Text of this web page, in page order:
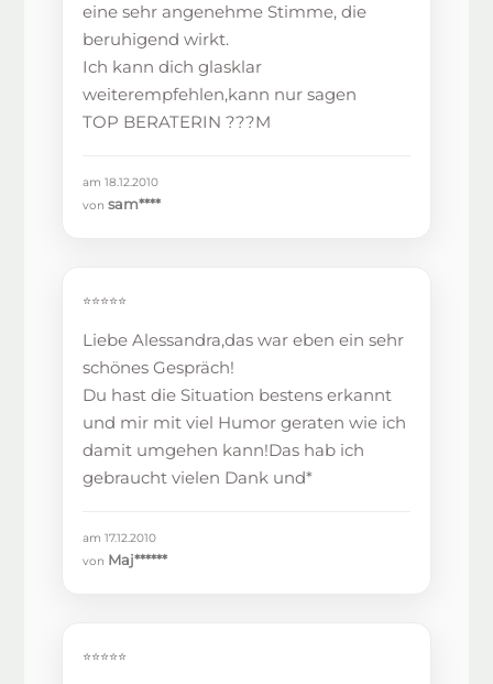
eine sehr angenehme Stimme, die
beruhigend wirkt.
Ich kann dich glasklar
weiterempfehlen,kann nur sagen
TOP BERATERIN ???M
am 18.12.2010
vonsam****
⭐⭐⭐⭐⭐
Liebe Alessandra,das war eben ein sehr
schönes Gespräch!
Du hast die Situation bestens erkannt
und mir mit viel Humor geraten wie ich
damit umgehen kann!Das hab ich
gebraucht vielen Dank und*
am 17.12.2010
von Maj******
⭐⭐⭐⭐⭐